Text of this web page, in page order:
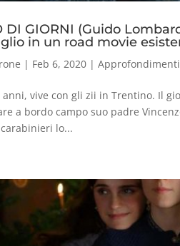
DI GIORNI (Guido
in un road movie
| Feb 6, 2020 |
anni, vive con gli zii in Trentino. Il
a bordo campo suo padre
lo...